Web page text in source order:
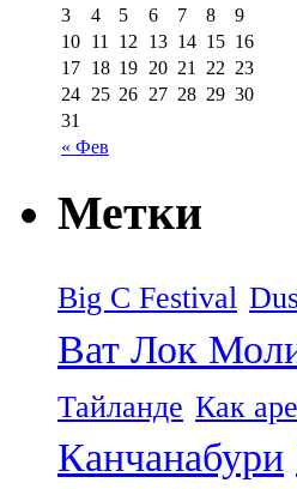
« Фев
3
4 5 6 7 8
9
10 11 12 13 14 15 16
17 18 19 20 21 22 23
24 25 26 27 28 29 30
31
Метки
Big C Festival
Ват Лок
Тайланде Как
Канчанабури